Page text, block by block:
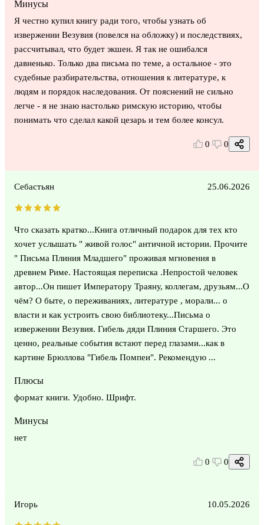
Минусы
Я честно купил книгу ради того, чтобы узнать об
извержении Везувия (повелся на обложку) и последствиях,
рассчитывал, что будет экшен. Я так не ошибался
давненько. Только два письма по теме, а остальное - это
судебные разбирательства, отношения к литературе, к
людям и порядок наследования. От пояснений не сильно
легче - я не знаю настолько римскую историю, чтобы
понимать что сделал какой цезарь и тем более консул.
0 0
Себастьян 25.06.2026
Что сказать кратко...Книга отличный подарок для тех кто
хочет услышать " живой голос" античной истории. Прочите
" Письма Плиния Младшего" проживая мгновения в
древнем Риме. Настоящая переписка .Непростой человек
автор...Он пишет Императору Траяну, коллегам, друзьям...О
чём? О быте, о переживаниях, литературе , морали... о
власти и как устроить свою библиотеку...Письма о
извержении Везувия. Гибель дяди Плиния Старшего. Это
ценно, реальные события встают перед глазами...как в
картине Брюллова "Гибель Помпеи". Рекомендую ...
Плюсы
формат книги. Удобно. Шрифт.
Минусы
нет
0 0
Игорь 10.05.2026